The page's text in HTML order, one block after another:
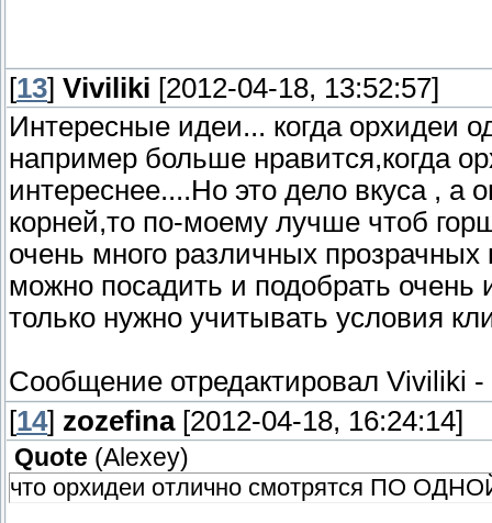
[13] Viviliki [2012-04-18, 13:52:57]
Интересные идеи... когда орхидеи
например больше нравится,когда
интереснее....Но это дело вкуса , а
корней,то по-моему лучше чтоб
очень много различных
можно посадить и подобрать
только нужно учитывать условия
Сообщение отредактировал Viviliki -
[14] zozefina[2012-04-18, 16:24:14]
Quote (Alexey)
что орхидеи отлично смотрятся ПО